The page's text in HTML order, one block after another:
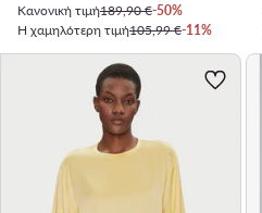
Κανονική τιμή189,90 €-50%
Η χαμηλότερη τιμή105,99 €-11%